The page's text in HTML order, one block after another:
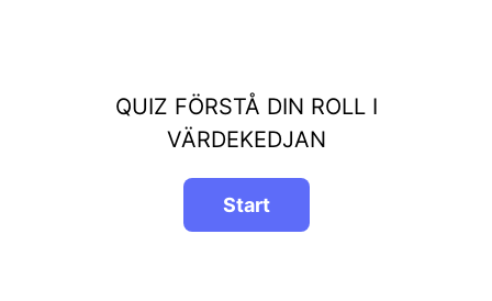
QUIZ FÖRSTÅ DIN ROLL I
VÄRDEKEDJAN